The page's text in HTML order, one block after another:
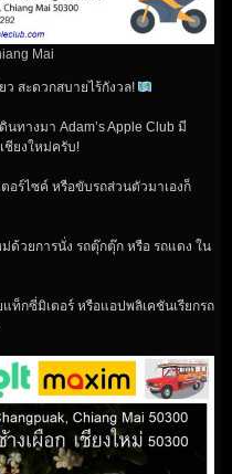
Mai
ว สะดวกสบายไร้กังวล!
ทางมา Adam’s Apple Club มี
ชียงใหม่ครับ!
อร์ไซค์ หรือขับรถส่วนตัวมาเองก็
ด้วยการนั่ง รถตุ๊กตุ๊ก หรือ รถแดง ใน
ท็กซี่มิเตอร์ หรือแอปพลิเคชันเรียกรถ